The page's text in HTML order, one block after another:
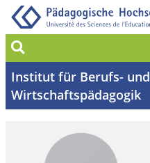
Suche
Institut für Berufs- und
Wirtschaftspädagogik